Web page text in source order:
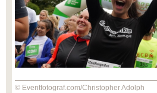
© Eventfotograf.com/Christopher Adolph